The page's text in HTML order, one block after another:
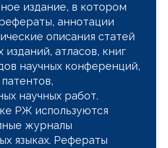
издание, в котором
аннотации
описания статей
изданий, атласов, книг
научных конференций,
научных работ.
РЖ используются
журналы
языках. Рефераты